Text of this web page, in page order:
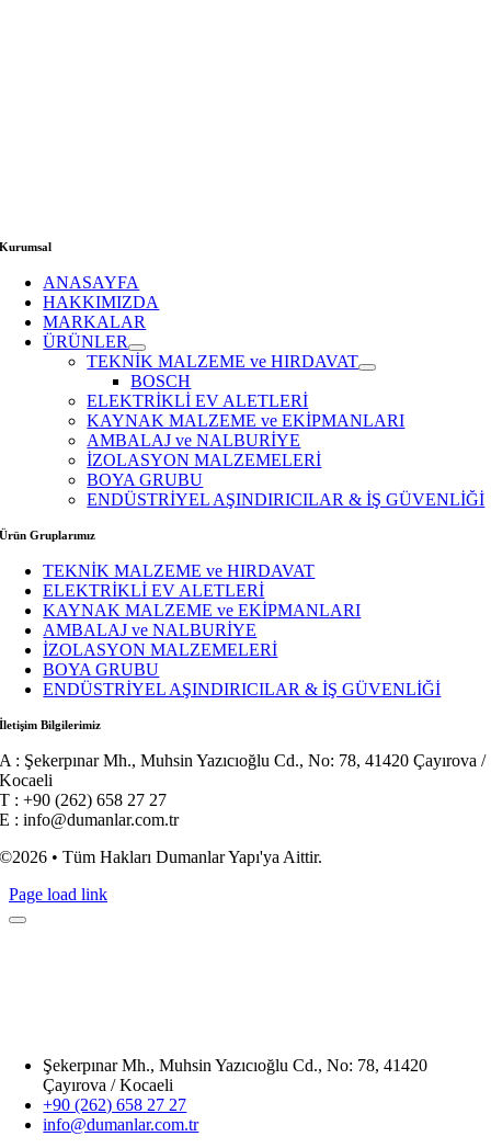
Kurumsal
ANASAYFA
HAKKIMIZDA
MARKALAR
ÜRÜNLER
TEKNİK MALZEME ve HIRDAVAT
BOSCH
ELEKTRİKLİ EV ALETLERİ
KAYNAK MALZEME ve EKİPMANLARI
AMBALAJ ve NALBURİYE
İZOLASYON MALZEMELERİ
BOYA GRUBU
ENDÜSTRİYEL AŞINDIRICILAR & İŞ GÜVENLİĞİ
Ürün Gruplarımız
TEKNİK MALZEME ve HIRDAVAT
ELEKTRİKLİ EV ALETLERİ
KAYNAK MALZEME ve EKİPMANLARI
AMBALAJ ve NALBURİYE
İZOLASYON MALZEMELERİ
BOYA GRUBU
ENDÜSTRİYEL AŞINDIRICILAR & İŞ GÜVENLİĞİ
İletişim Bilgilerimiz
A : Şekerpınar Mh., Muhsin Yazıcıoğlu Cd., No: 78, 41420 Çayırova /
Kocaeli
T : +90 (262) 658 27 27
E : info@dumanlar.com.tr
©2026 • Tüm Hakları Dumanlar Yapı'ya Aittir.
Page load link
Şekerpınar Mh., Muhsin Yazıcıoğlu Cd., No: 78, 41420
Çayırova / Kocaeli
+90 (262) 658 27 27
info@dumanlar.com.tr